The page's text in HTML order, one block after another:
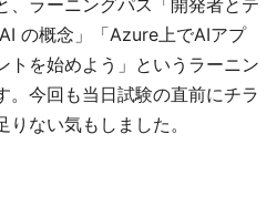
、ラーニングパス「開発者とテ
の概念」「Azure上でAIアプ
トを始めよう」というラーニン
。今回も当日試験の直前にチラ
ない気もしました。